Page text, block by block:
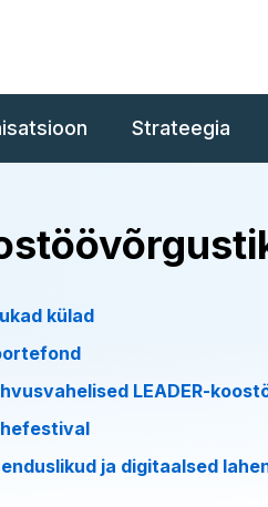
Strateegia
külad
LEADER-
ja digitaalsed